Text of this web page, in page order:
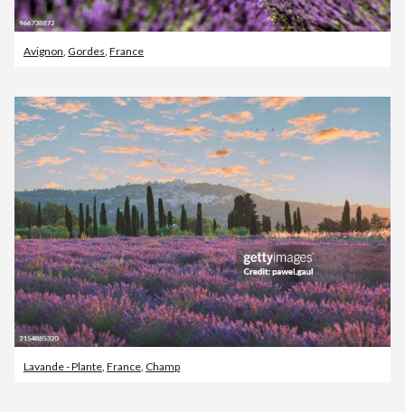
Avignon Gordes France
Lavande - Plante, France, Champ